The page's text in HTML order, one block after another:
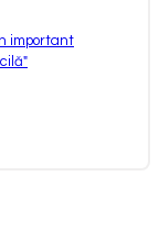
important
"